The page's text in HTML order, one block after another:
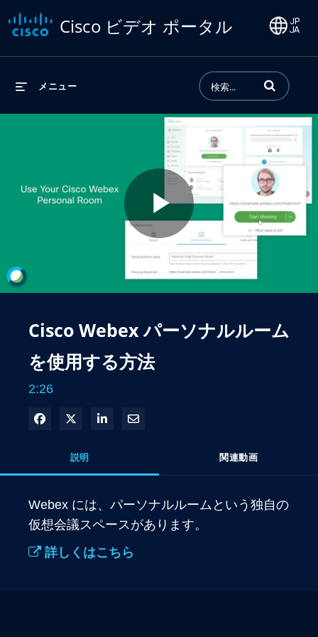
Cisco ビデオ ポータル
メニュー 動画の検索語句
Play
Cisco Webex パーソナルルーム
を使用する方法
2:26
Facebook で共有
Xで共有する
LinkedIn で共有
電子メールで共有
説明 関連動画
Webex には、パーソナルルームという独自の
仮想会議スペースがあります。
詳しくはこちら